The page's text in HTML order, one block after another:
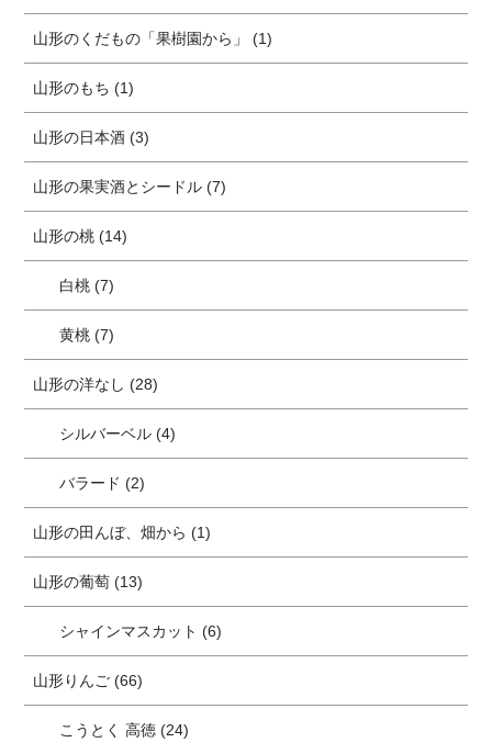
山形のくだもの「果樹園から」 (1)
山形のもち (1)
山形の日本酒 (3)
山形の果実酒とシードル (7)
山形の桃 (14)
白桃 (7)
黄桃 (7)
山形の洋なし (28)
シルバーベル (4)
バラード (2)
山形の田んぼ、畑から (1)
山形の葡萄 (13)
シャインマスカット (6)
山形りんご (66)
こうとく 高徳 (24)